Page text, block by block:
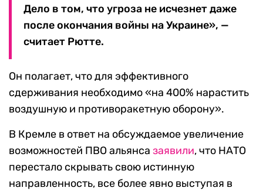
Дело в том, что угроза не исчезнет даже
после окончания войны на Украине», —
считает Рютте.
Он полагает, что для эффективного
сдерживания необходимо «на 400% нарастить
воздушную и противоракетную оборону».
В Кремле в ответ на обсуждаемое увеличение
возможностей ПВО альянса заявили, что НАТО
перестало скрывать свою истинную
направленность, все более явно выступая в